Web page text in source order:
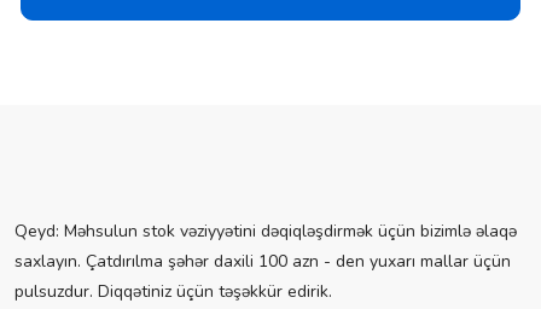
Qeyd: Məhsulun stok vəziyyətini dəqiqləşdirmək üçün bizimlə əlaqə
saxlayın. Çatdırılma şəhər daxili 100 azn - den yuxarı mallar üçün
pulsuzdur. Diqqətiniz üçün təşəkkür edirik.